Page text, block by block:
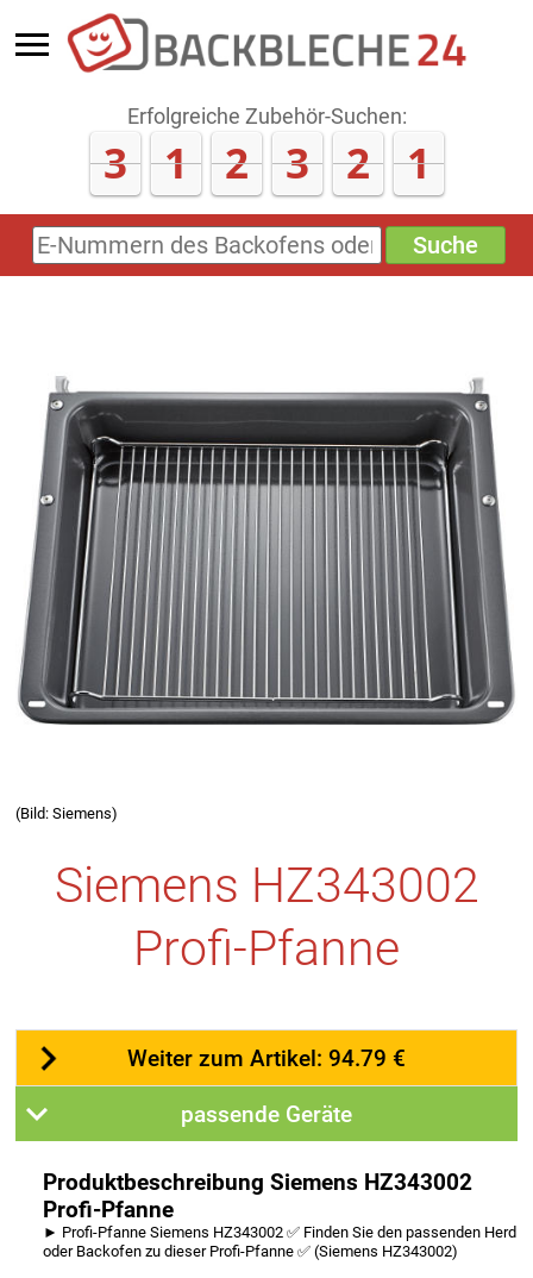
Erfolgreiche Zubehör-Suchen:
3 1 2 3 2 1
E-
Nummern
Sonderzeichen)
Suche
(Bild: Siemens)
Siemens HZ343002
Profi-Pfanne
Weiter zum Artikel: 94.79 €
passende Geräte
Produktbeschreibung Siemens HZ343002
Profi-Pfanne
► Profi-Pfanne Siemens HZ343002 ✅ Finden Sie den passenden Herd
oder Backofen zu dieser Profi-Pfanne ✅ (Siemens HZ343002)